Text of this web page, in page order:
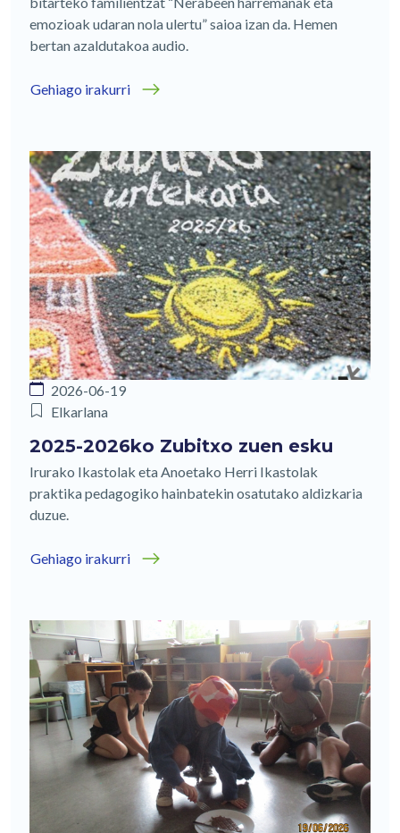
emozioak udaran nola ulertu” saioa izan da. Hemen
bertan azaldutakoa audio.
Gehiago irakurri
2026-06-19
Elkarlana
2025-2026ko Zubitxo zuen esku
Irurako Ikastolak eta Anoetako Herri Ikastolak
praktika pedagogiko hainbatekin osatutako aldizkaria
duzue.
Gehiago irakurri